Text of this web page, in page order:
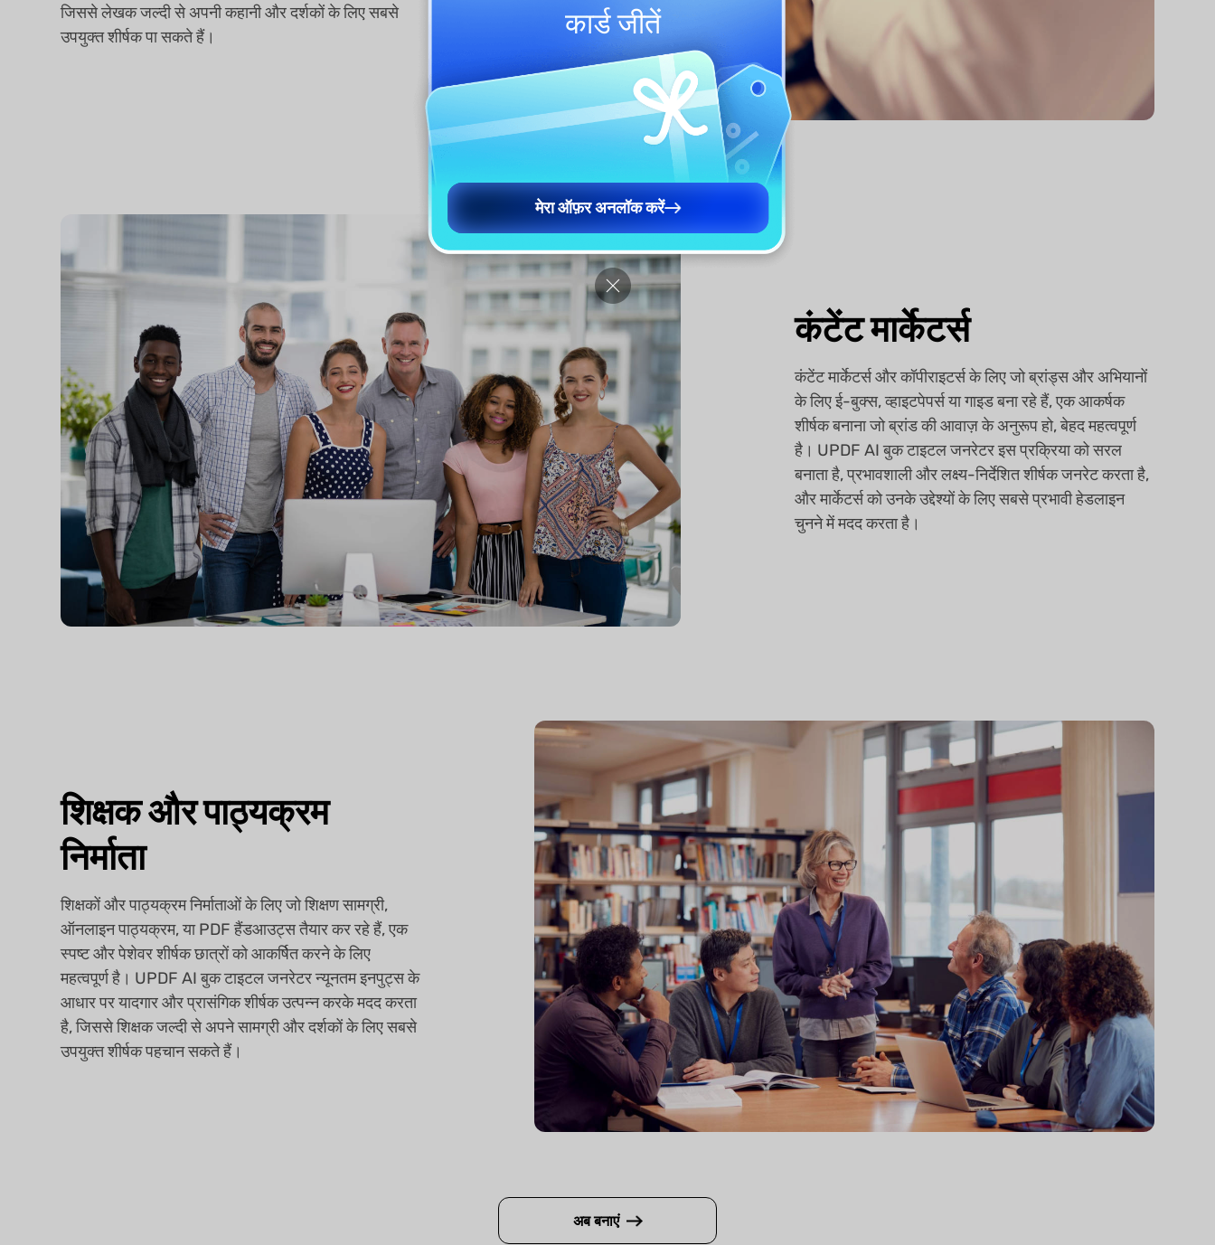
जिससे लेखक जल्दी से अपनी कहानी और दर्शकों के लिए सबसे
उपयुक्त शीर्षक पा सकते हैं।
कंटेंट मार्केटर्स
कंटेंट मार्केटर्स और कॉपीराइटर्स के लिए जो ब्रांड्स और अभियानों
के लिए ई-बुक्स, व्हाइटपेपर्स या गाइड बना रहे हैं, एक आकर्षक
शीर्षक बनाना जो ब्रांड की आवाज़ के अनुरूप हो, बेहद महत्वपूर्ण
है। UPDF AI बुक टाइटल जनरेटर इस प्रक्रिया को सरल
बनाता है, प्रभावशाली और लक्ष्य-निर्देशित शीर्षक जनरेट करता है,
और मार्केटर्स को उनके उद्देश्यों के लिए सबसे प्रभावी हेडलाइन
चुनने में मदद करता है।
शिक्षक और पाठ्यक्रम
निर्माता
शिक्षकों और पाठ्यक्रम निर्माताओं के लिए जो शिक्षण सामग्री,
ऑनलाइन पाठ्यक्रम, या PDF हैंडआउट्स तैयार कर रहे हैं, एक
स्पष्ट और पेशेवर शीर्षक छात्रों को आकर्षित करने के लिए
महत्वपूर्ण है। UPDF AI बुक टाइटल जनरेटर न्यूनतम इनपुट्स के
आधार पर यादगार और प्रासंगिक शीर्षक उत्पन्न करके मदद करता
है, जिससे शिक्षक जल्दी से अपने सामग्री और दर्शकों के लिए सबसे
उपयुक्त शीर्षक पहचान सकते हैं।
अब बनाएं
कार्डजीतें
मेरा ऑफ़र अनलॉक करें